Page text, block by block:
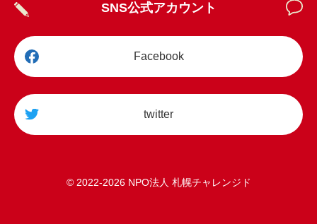
SNS公式アカウント
Facebook
twitter
© 2022-2026 NPO法人 札幌チャレンジド